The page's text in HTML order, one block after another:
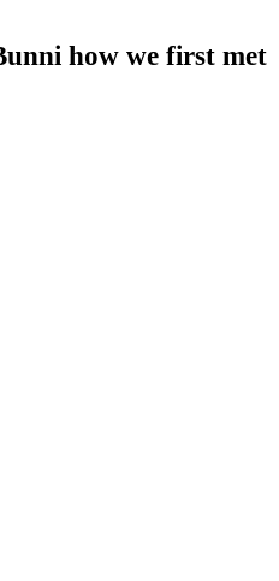
how we first met